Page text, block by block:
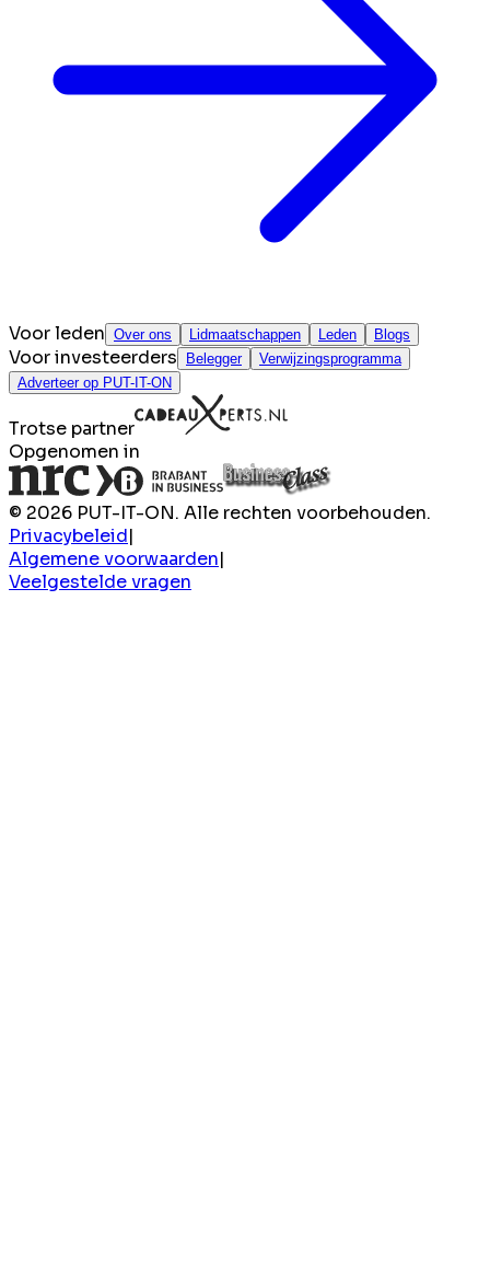
Voor leden Over ons Lidmaatschappen Leden Blogs
Voor investeerders Belegger
Verwijzingsprogramma
Adverteer op PUT-IT-ON
Trotse partner
Opgenomen in
© 2026 PUT-IT-ON. Alle rechten voorbehouden.
Privacybeleid|
Algemene voorwaarden|
Veelgestelde vragen